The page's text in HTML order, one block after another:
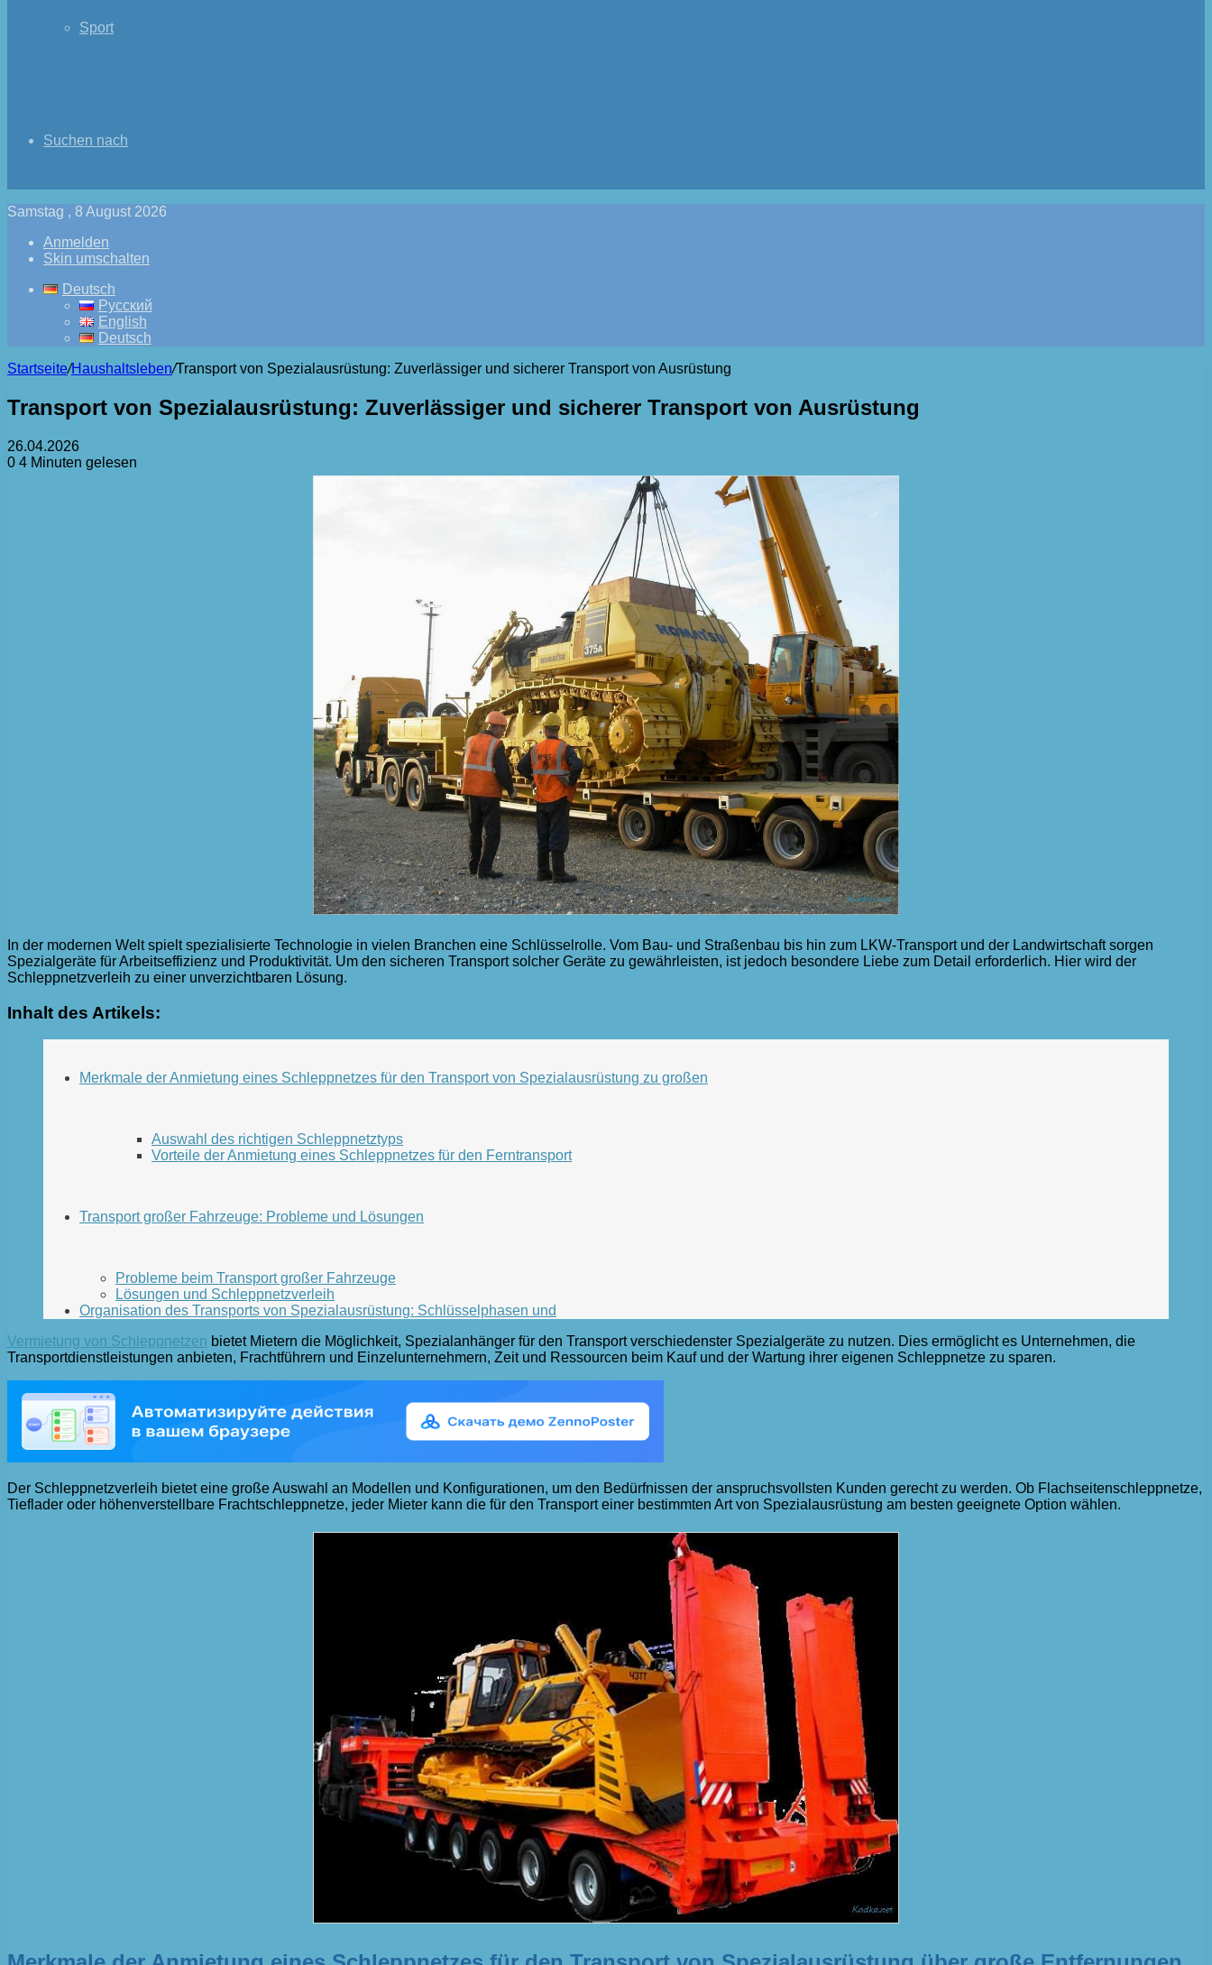
Sport
Suchen nach
Samstag , 8 August 2026
Anmelden
Skin umschalten
Deutsch
Русский
English
Deutsch
Startseite/Haushaltsleben/Transport von Spezialausrüstung: Zuverlässiger und sicherer Transport von Ausrüstung
Transport von Spezialausrüstung: Zuverlässiger und sicherer Transport von Ausrüstung
26.04.2026
0 4 Minuten gelesen
In der modernen Welt spielt spezialisierte Technologie in vielen Branchen eine Schlüsselrolle. Vom Bau- und Straßenbau bis hin zum LKW-Transport und der Landwirtschaft sorgen
Spezialgeräte für Arbeitseffizienz und Produktivität. Um den sicheren Transport solcher Geräte zu gewährleisten, ist jedoch besondere Liebe zum Detail erforderlich. Hier wird der
Schleppnetzverleih zu einer unverzichtbaren Lösung.
Inhalt des Artikels:
Merkmale der Anmietung eines Schleppnetzes für den Transport von Spezialausrüstung zu großen
Auswahl des richtigen Schleppnetztyps
Vorteile der Anmietung eines Schleppnetzes für den Ferntransport
Transport großer Fahrzeuge: Probleme und Lösungen
Probleme beim Transport großer Fahrzeuge
Lösungen und Schleppnetzverleih
Organisation des Transports von Spezialausrüstung: Schlüsselphasen und
Vermietung von Schleppnetzen bietet Mietern die Möglichkeit, Spezialanhänger für den Transport verschiedenster Spezialgeräte zu nutzen. Dies ermöglicht es Unternehmen, die
Transportdienstleistungen anbieten, Frachtführern und Einzelunternehmern, Zeit und Ressourcen beim Kauf und der Wartung ihrer eigenen Schleppnetze zu sparen.
Der Schleppnetzverleih bietet eine große Auswahl an Modellen und Konfigurationen, um den Bedürfnissen der anspruchsvollsten Kunden gerecht zu werden. Ob Flachseitenschleppnetze,
Tieflader oder höhenverstellbare Frachtschleppnetze, jeder Mieter kann die für den Transport einer bestimmten Art von Spezialausrüstung am besten geeignete Option wählen.